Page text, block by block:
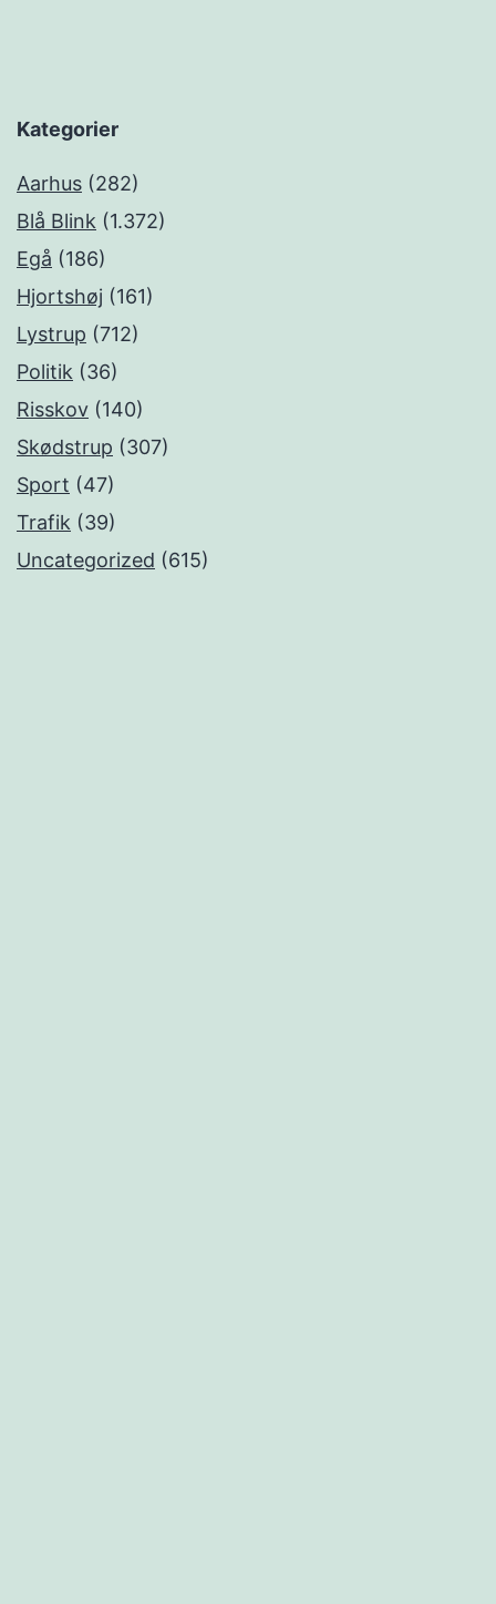
Kategorier
Aarhus (282)
Blå Blink (1.372)
Egå (186)
Hjortshøj (161)
Lystrup (712)
Politik (36)
Risskov (140)
Skødstrup (307)
Sport (47)
Trafik (39)
Uncategorized (615)